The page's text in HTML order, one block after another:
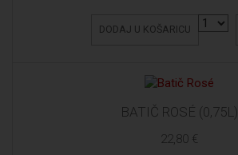
DODAJ U KOŠARICU
BATIČ ROSÉ (0,75L)
22,80 €